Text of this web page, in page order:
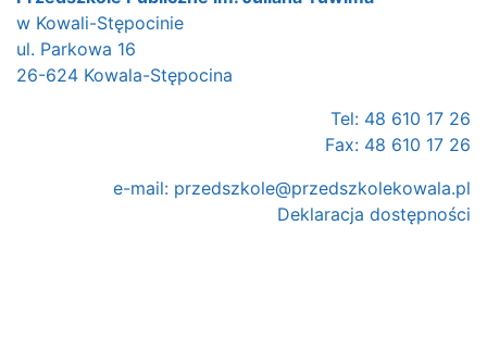
w Kowali-Stępocinie
ul. Parkowa 16
26-624 Kowala-Stępocina
Tel: 48 610 17 26
Fax: 48 610 17 26
e-mail: przedszkole@przedszkolekowala.pl
Deklaracja dostępności